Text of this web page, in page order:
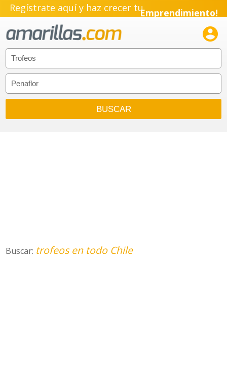
Regístrate aquí y haz crecer tuEmprendimiento!

Buscar: trofeos en todo Chile